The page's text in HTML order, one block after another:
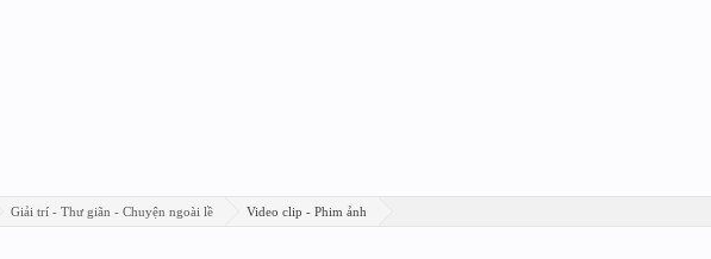
Giải trí - Thư giãn - Chuyện ngoài lề Video clip - Phim ảnh